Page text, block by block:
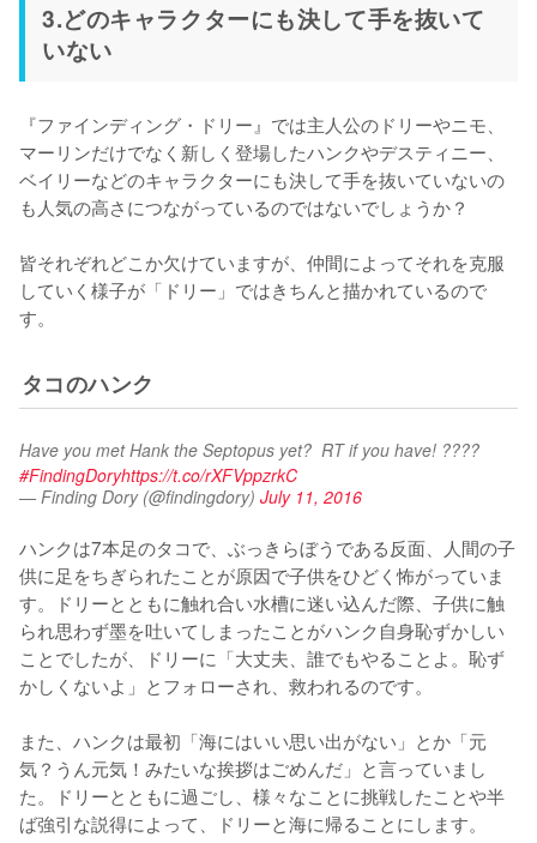
3.どのキャラクターにも決して手を抜いて
いない
『ファインディング・ドリー』では主人公のドリーやニモ、
マーリンだけでなく新しく登場したハンクやデスティニー、
ベイリーなどのキャラクターにも決して手を抜いていないの
も人気の高さにつながっているのではないでしょうか？
皆それぞれどこか欠けていますが、仲間によってそれを克服
していく様子が「ドリー」ではきちんと描かれているので
す。
タコのハンク
#FindingDoryhttps://t.co/rXFVppzrkC
— Finding Dory (@findingdory) July 11, 2016
ハンクは7本足のタコで、ぶっきらぼうである反面、人間の子
供に足をちぎられたことが原因で子供をひどく怖がっていま
す。ドリーとともに触れ合い水槽に迷い込んだ際、子供に触
られ思わず墨を吐いてしまったことがハンク自身恥ずかしい
ことでしたが、ドリーに「大丈夫、誰でもやることよ。恥ず
かしくないよ」とフォローされ、救われるのです。
また、ハンクは最初「海にはいい思い出がない」とか「元
気？うん元気！みたいな挨拶はごめんだ」と言っていまし
た。ドリーとともに過ごし、様々なことに挑戦したことや半
ば強引な説得によって、ドリーと海に帰ることにします。